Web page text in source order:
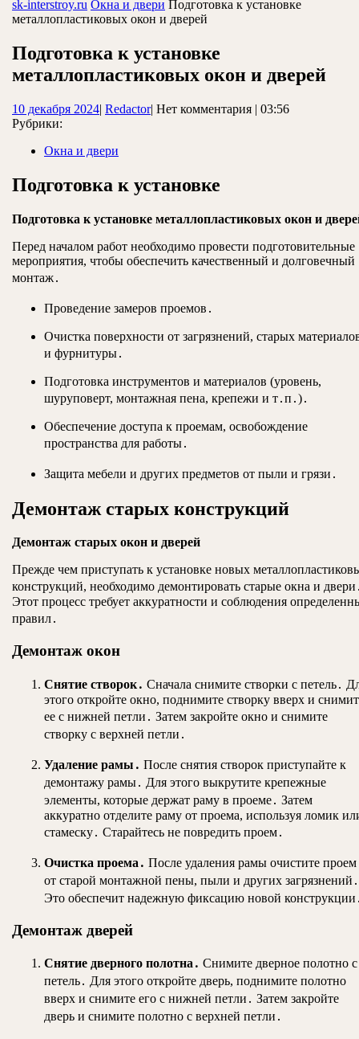
sk-interstroy.ru Окна и двери Подготовка к установке
металлопластиковых окон и дверей
Подготовка к установке
металлопластиковых окон и дверей
10 декабря 202410
| RedactorRedactor
| Нет комментария | 03:56
Рубрики:
Окна и двери
Подготовка к установке
Подготовка к установке металлопластиковых окон и
Перед началом работ необходимо провести подготовительные
мероприятия, чтобы обеспечить качественный и долговечный
монтаж․
Проведение замеров проемов․
Очистка поверхности от загрязнений, старых
и фурнитуры․
Подготовка инструментов и материалов (уровень,
шуруповерт, монтажная пена, крепежи и т․п․)․
Обеспечение доступа к проемам, освобождение
пространства для работы․
Защита мебели и других предметов от пыли и грязи․
Демонтаж старых конструкций
Демонтаж старых окон и дверей
Прежде чем приступать к установке новых
конструкций, необходимо демонтировать старые окна и
Этот процесс требует аккуратности и соблюдения
правил․
Демонтаж окон
Снятие створок․ Сначала снимите створки с петель․
этого откройте окно, поднимите створку вверх и
ее с нижней петли․ Затем закройте окно и снимите
створку с верхней петли․
Удаление рамы․ После снятия створок приступайте к
демонтажу рамы․ Для этого выкрутите крепежные
элементы, которые держат раму в проеме․ Затем
аккуратно отделите раму от проема, используя ломик
стамеску․ Старайтесь не повредить проем․
Очистка проема․ После удаления рамы очистите проем
от старой монтажной пены, пыли и других загрязнений․
Это обеспечит надежную фиксацию новой
Демонтаж дверей
Снятие дверного полотна․ Снимите дверное полотно с
петель․ Для этого откройте дверь, поднимите полотно
вверх и снимите его с нижней петли․ Затем закройте
дверь и снимите полотно с верхней петли․